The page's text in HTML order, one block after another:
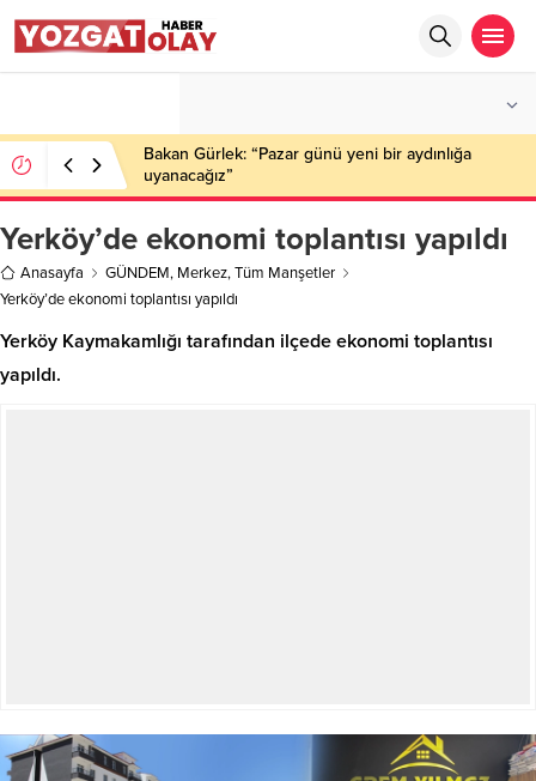
Bakan Gürlek: “Pazar günü yeni bir aydınlığa
uyanacağız”
Yerköy’de ekonomi toplantısı yapıldı
Anasayfa GÜNDEM, Merkez,Tüm Manşetler
Yerköy’de ekonomi toplantısı yapıldı
Yerköy Kaymakamlığı tarafından ilçede ekonomi toplantısı
yapıldı.